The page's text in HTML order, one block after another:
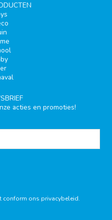
acties en promoties!
conform ons privacybeleid.